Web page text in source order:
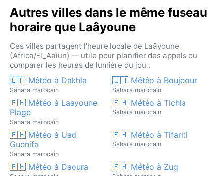
radical, prévisible dans sa sécheresse, et fascinant
par sa constance.
Autres villes dans le même fuseau
horaire que Laâyoune
Ces villes partagent l'heure locale de Laâyoune
(Africa/El_Aaiun) — utile pour planifier des appels ou
comparer les heures de lumière du jour.
🇪🇭 Météo à Dakhla
Sahara marocain
🇪🇭 Météo à Boujdour
Sahara marocain
🇪🇭 Météo à Laayoune
Plage
Sahara marocain
🇪🇭 Météo à Tichla
Sahara marocain
🇪🇭 Météo à Uad
Guenifa
Sahara marocain
🇪🇭 Météo à Tifariti
Sahara marocain
🇪🇭 Météo à Daoura 🇪🇭 Météo à Zug